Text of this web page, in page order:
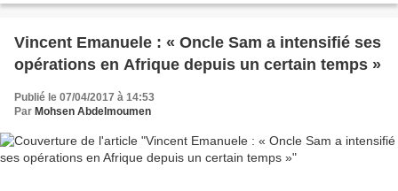
Vincent Emanuele : « Oncle Sam a intensifié ses
opérations en Afrique depuis un certain temps »
Publié le 07/04/2017 à 14:53
Par Mohsen Abdelmoumen